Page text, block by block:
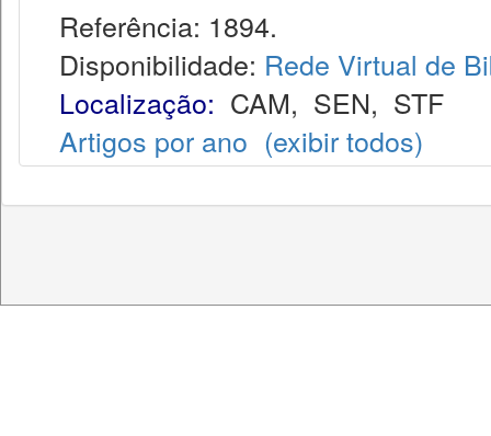
Referência: 1894.
Disponibilidade: Rede Virtual de
Localização: CAM, SEN, STF
Artigos por ano (exibir todos)